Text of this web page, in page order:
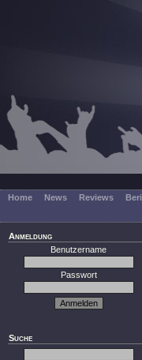
Home News Reviews
Anmeldung
Benutzername
Passwort
Suche